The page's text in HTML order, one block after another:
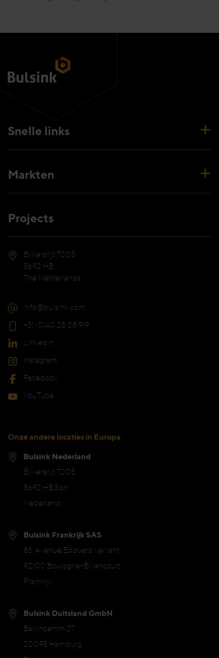
Snelle links
Markten
Projects
Ekkersrijt 7005
5692 HB
The Netherlands
info@bulsink.com
+31 (0)40 28 08 919
LinkedIn
Instagram
Facebook
YouTube
Onze andere locaties in Europa
Bulsink Nederland
Ekkersrijt 7005
5692 HB Son
Nederland
Bulsink Frankrijk SAS
83, Avenue Edouard Vaillant
92100 Boulogne-Billancourt
Frankrijk
Bulsink Duitsland GmbH
Ballindamm 27
20095 Hamburg